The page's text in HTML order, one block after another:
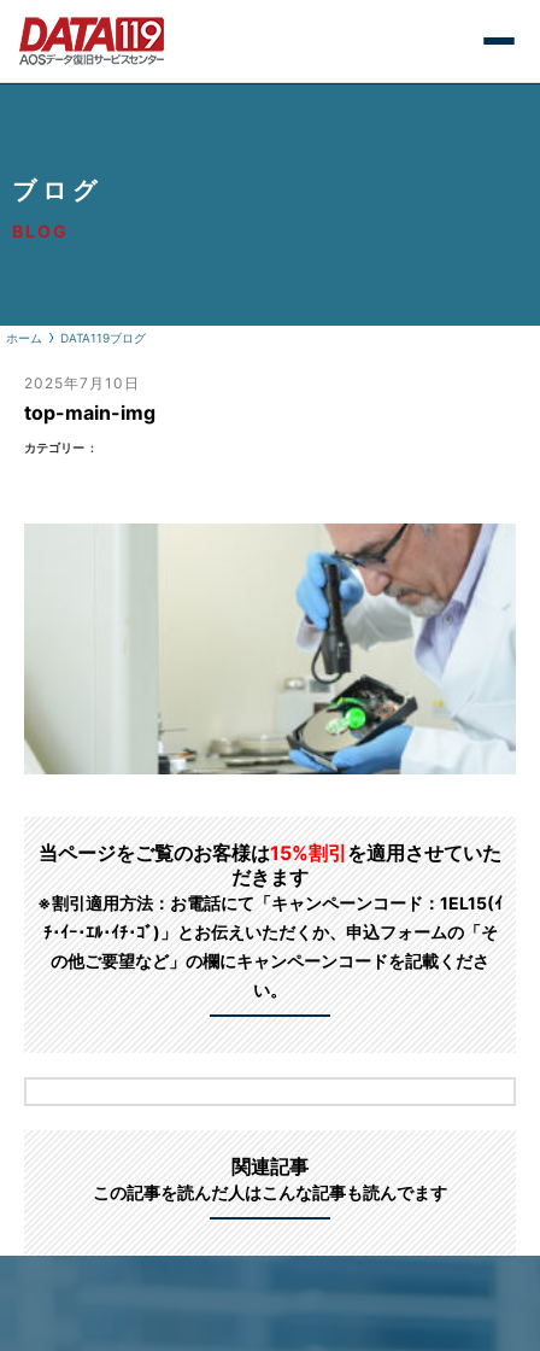
ブログ
BLOG
ホーム DATA119ブログ
2025年7月10日
top-main-img
カテゴリー
当ページをご覧のお客様は15%割引 を適用させていた
だきます
※割引適用方法：お電話にて「キャンペーンコード：1EL15(ｲ
ﾁ･ｲｰ･ｴﾙ･ｲﾁ･ｺﾞ)」とお伝えいただくか、申込フォームの「そ
の他ご要望など」の欄にキャンペーンコードを記載くださ
い。
関連記事
この記事を読んだ人はこんな記事も読んでます